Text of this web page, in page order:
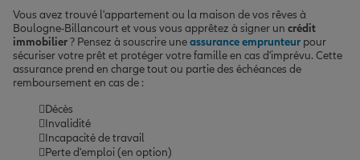
Vous avez trouvé l'appartement ou la maison de vos rêves à
Boulogne-Billancourt et vous vous apprêtez à signer un crédit
immobilier? Pensez à souscrire uneassurance emprunteur pour
sécuriser votre prêt et protéger votre famille en cas d'imprévu. Cette
assurance prend en charge tout ou partie des échéances de
remboursement en cas de :
Décès
Invalidité
Incapacité de travail
Perte d'emploi (en option)